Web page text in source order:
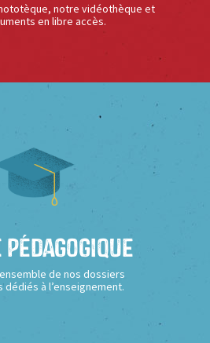
notre vidéothèque et
en libre accès.
Pédagogique
de nos dossiers
dédiés à l’enseignement.